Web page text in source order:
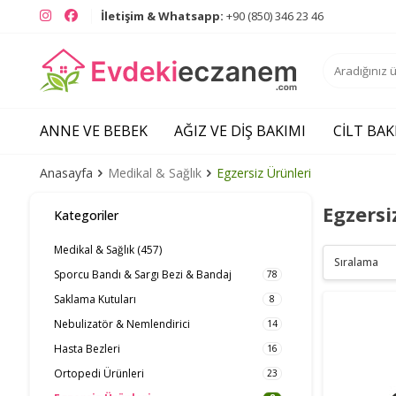
InstagramFacebookİletişim & Whatsapp: +90 (850) 346 23 46
ANNE VE BEBEK AĞIZ VE DIŞ BAKIMI CILT
Anasayfa Medikal & Sağlık Egzersiz Ürünleri
Kategoriler
Medikal & Sağlık (457)
Sporcu Bandı & Sargı Bezi & Bandaj
78
Saklama Kutuları 8
Nebulizatör & Nemlendirici 14
Hasta Bezleri 16
Ortopedi Ürünleri 23